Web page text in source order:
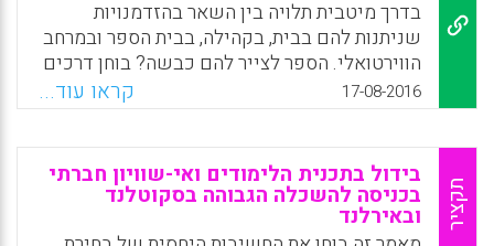
בדרך מיטבית תלויה בין השאר בהזדמנויות
שניתנות להם בבית, בקהילה, בבית הספר ובמרחב
הווירטואלי. הספר לצייר להם כבשה? בוחן דרכים
שונות אשר בהן עשויים הורים ומחנכים לסייע
לבני הדור הצעיר לפתח יכולות אלה. בחלקו
הראשון הספר בוחן הגדרות שונות ודרכים
מקובלות לפענוח סוד היצירתיות. בשל הקשיים
המתגלים בהגדרות אלה נבחנת דרך חדשה לבחון
את הפוטנציאל היצירתי ולגלות דרכים למימושו.
17-08-2016 קראו עוד...
תקציר
בידול בתכנית הלימודים ואי-שוויון חברתי
בכניסה להשכלה הגבוהה בסקוטלנד
ובאירלנד